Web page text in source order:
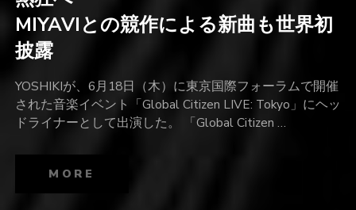
MIYAVIとの競作による新曲も世界初
披露
YOSHIKIが、6月18日（木）に東京国際フォーラムで開催
された音楽イベント「Global Citizen LIVE: Tokyo」にヘッ
ドライナーとして出演した。 「Global Citizen …
MORE